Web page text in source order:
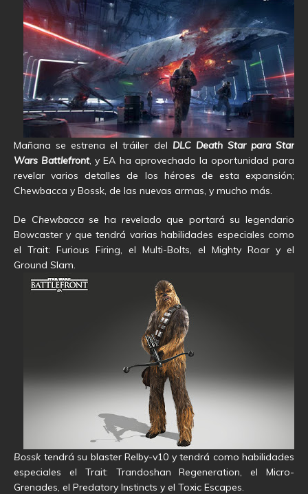
Mañana se estrena el tráiler del DLC Death Star para Star
Wars Battlefront, y EA ha aprovechado la oportunidad para
revelar varios detalles de los héroes de esta expansión;
Chewbacca y Bossk, de las nuevas armas, y mucho más.
De Chewbaccase ha revelado que portará su legendario
Bowcaster y que tendrá varias habilidades especiales como
el Trait: Furious Firing, el Multi-Bolts, el Mighty Roar y el
Ground Slam.
Bossk tendrá su blaster Relby-v10 y tendrá como habilidades
especiales el Trait: Trandoshan Regeneration, el Micro-
Grenades, el Predatory Instincts y el Toxic Escapes.